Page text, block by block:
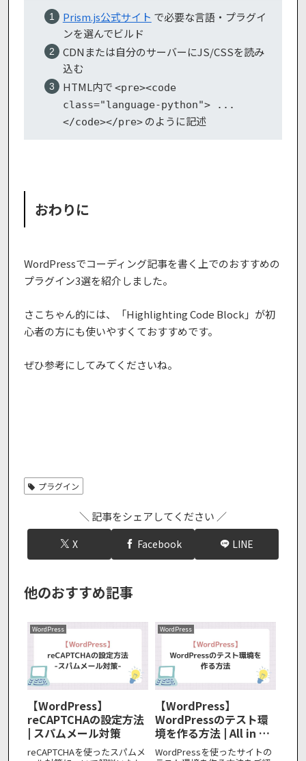
Prism.js公式サイト で必要な言語・プラグイ
ンを選んでビルド
CDNまたは自分のサーバーにJS/CSSを読み
込む
HTML内で <pre><code
class="language-python"> ...
</code></pre>のように記述
おわりに
WordPressでコーディング記事を書く上でのおすすめの
プラグイン3選を紹介しました。
さこちゃん的には、「Highlighting Code Block」が初
心者の方にも使いやすくておすすめです。
ぜひ参考にしてみてくださいね。
プラグイン
＼ 記事をシェアしてください ／
X Facebook LINE
他のおすすめ記事
WordPress
【WordPress】
reCAPTCHAの設定方法
| スパムメール対策
reCAPTCHAを使ったスパムメ
WordPress
【WordPress】
WordPressのテスト環
境を作る方法 | All in On
WP Migration
WordPressを使ったサイトの